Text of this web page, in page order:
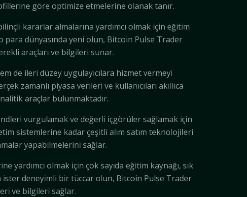
göre optimize etmelerine olanak tanır.
kararlar almalarına yardımcı olmak için eğitim
para dünyasında yeni olun, Bitcoin Pulse Trader
araçları ve bilgileri sunar.
de ileri düzey uygulayıcılara hizmet vermeyi
zamanlı piyasa verileri ve kullanıcıları akıllıca
araçlar bulunmaktadır.
vurgulamak ve değerli içgörüler sağlamak için
sistemlerine kadar çeşitli alım satım teknolojileri
yapabilmelerini sağlar.
yardımcı olmak için çok sayıda eğitim kaynağı, sık
deneyimli bir tüccar olun, Bitcoin Pulse Trader
ve bilgileri sağlar.